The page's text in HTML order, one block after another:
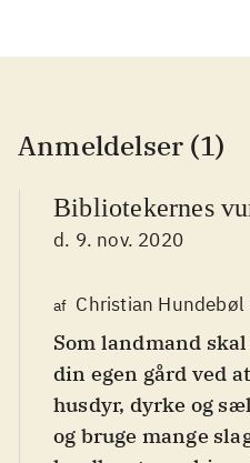
Anmeldelser (1)
Bibliotekernes
d. 9. nov. 2020
af Christian Hundebøl
Som landmand
din egen gård ved
husdyr, dyrke og
og bruge mange